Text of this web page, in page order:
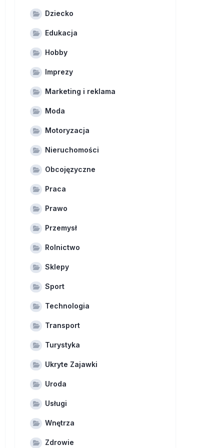
Dziecko
Edukacja
Hobby
Imprezy
Marketing i reklama
Moda
Motoryzacja
Nieruchomości
Obcojęzyczne
Praca
Prawo
Przemysł
Rolnictwo
Sklepy
Sport
Technologia
Transport
Turystyka
Ukryte Zajawki
Uroda
Usługi
Wnętrza
Zdrowie